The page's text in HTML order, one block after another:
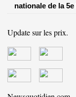
nationale de la
Update sur les prix.